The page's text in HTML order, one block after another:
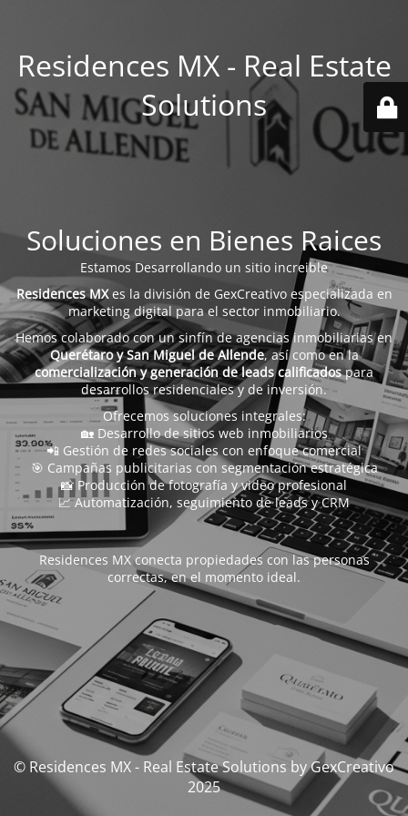
Residences MX - Real Estate
Solutions
Soluciones en Bienes Raices
Estamos Desarrollando un sitio increible
Residences MXes la división de GexCreativo especializada en
marketing digital para el sector inmobiliario.
Hemos colaborado con un sinfín de agencias inmobiliarias en
Querétaro y San Miguel de Allende, así como en la
comercialización y generación de leads calificadospara
desarrollos residenciales y de inversión.
Ofrecemos soluciones integrales:
🏡 Desarrollo de sitios web inmobiliarios
📲 Gestión de redes sociales con enfoque comercial
🎯 Campañas publicitarias con segmentación estratégica
📸 Producción de fotografía y video profesional
📈 Automatización, seguimiento de leads y CRM
Residences MX conecta propiedades con las personas
correctas, en el momento ideal.
© Residences MX - Real Estate Solutions by GexCreativo
2025